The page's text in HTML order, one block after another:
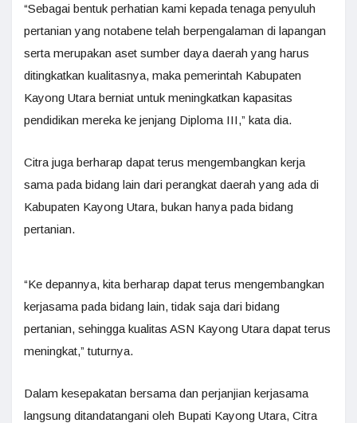
“Sebagai bentuk perhatian kami kepada tenaga penyuluh
pertanian yang notabene telah berpengalaman di lapangan
serta merupakan aset sumber daya daerah yang harus
ditingkatkan kualitasnya, maka pemerintah Kabupaten
Kayong Utara berniat untuk meningkatkan kapasitas
pendidikan mereka ke jenjang Diploma III,” kata dia.
Citra juga berharap dapat terus mengembangkan kerja
sama pada bidang lain dari perangkat daerah yang ada di
Kabupaten Kayong Utara, bukan hanya pada bidang
pertanian.
“Ke depannya, kita berharap dapat terus mengembangkan
kerjasama pada bidang lain, tidak saja dari bidang
pertanian, sehingga kualitas ASN Kayong Utara dapat terus
meningkat,” tuturnya.
Dalam kesepakatan bersama dan perjanjian kerjasama
langsung ditandatangani oleh Bupati Kayong Utara, Citra